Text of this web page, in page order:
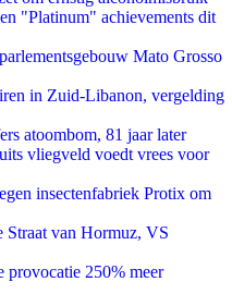
"Platinum" achievements dit
Mato Grosso
in Zuid-Libanon, vergelding
atoombom, 81 jaar later
vliegveld voedt vrees voor
insectenfabriek Protix om
Straat van Hormuz, VS
provocatie 250% meer